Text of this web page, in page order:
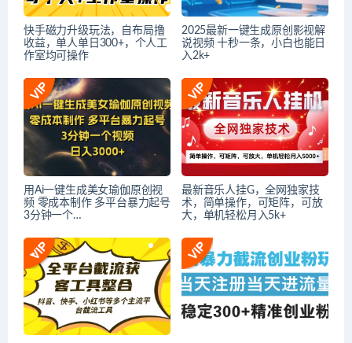
快手磁力升级玩法，自布局撸
收益，单人单日300+，个人工
作室均可操作
2025最新一键生成原创影视解
说视频 十秒一条，小白也能日
入2k+
用Ai一键生成美女瑜伽原创视
频 零成本制作 多平台暴力起号
3分钟一个…
最新音乐人挂G，全网独家技
术，简单操作，可矩阵，可放
大，单机轻松月入5k+